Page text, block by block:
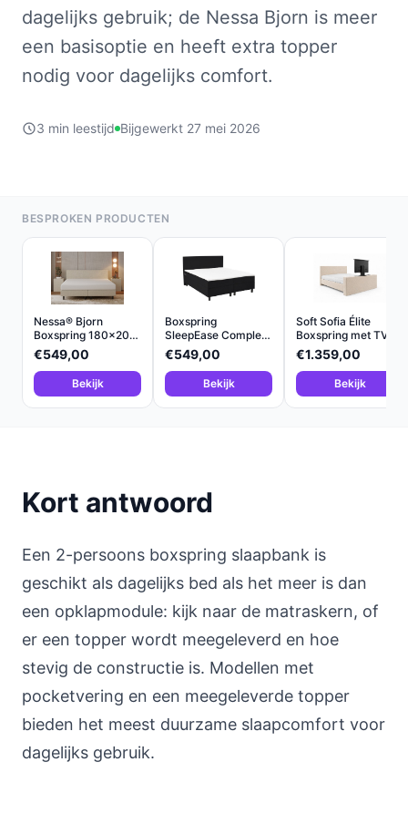
dagelijks gebruik; de Nessa Bjorn is meer
een basisoptie en heeft extra topper
nodig voor dagelijks comfort.
3 min leestijd Bijgewerkt 27 mei 2026
BESPROKEN PRODUCTEN
Nessa® Bjorn
Boxspring 180x200
Crème m...
€549,00
Bekijk
Boxspring
SleepEase Compleet
180x200 Z...
€549,00
Bekijk
Soft Sofia Élite
Boxspring met TV-
Lift...
€1.359,00
Bekijk
Kort antwoord
Een 2-persoons boxspring slaapbank is
geschikt als dagelijks bed als het meer is dan
een opklapmodule: kijk naar de matraskern, of
er een topper wordt meegeleverd en hoe
stevig de constructie is. Modellen met
pocketvering en een meegeleverde topper
bieden het meest duurzame slaapcomfort voor
dagelijks gebruik.